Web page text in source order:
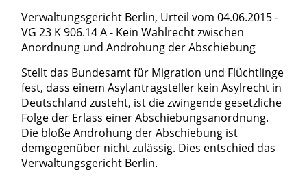
Verwaltungsgericht Berlin, Urteil vom 04.06.2015 -
VG 23 K 906.14 A - Kein Wahlrecht zwischen
Anordnung und Androhung der Abschiebung
Stellt das Bundesamt für Migration und Flüchtlinge
fest, dass einem Asylantragsteller kein Asylrecht in
Deutschland zusteht, ist die zwingende gesetzliche
Folge der Erlass einer Abschiebungs­an­ordnung.
Die bloße Androhung der Abschiebung ist
demgegenüber nicht zulässig. Dies entschied das
Verwaltungsgericht Berlin.